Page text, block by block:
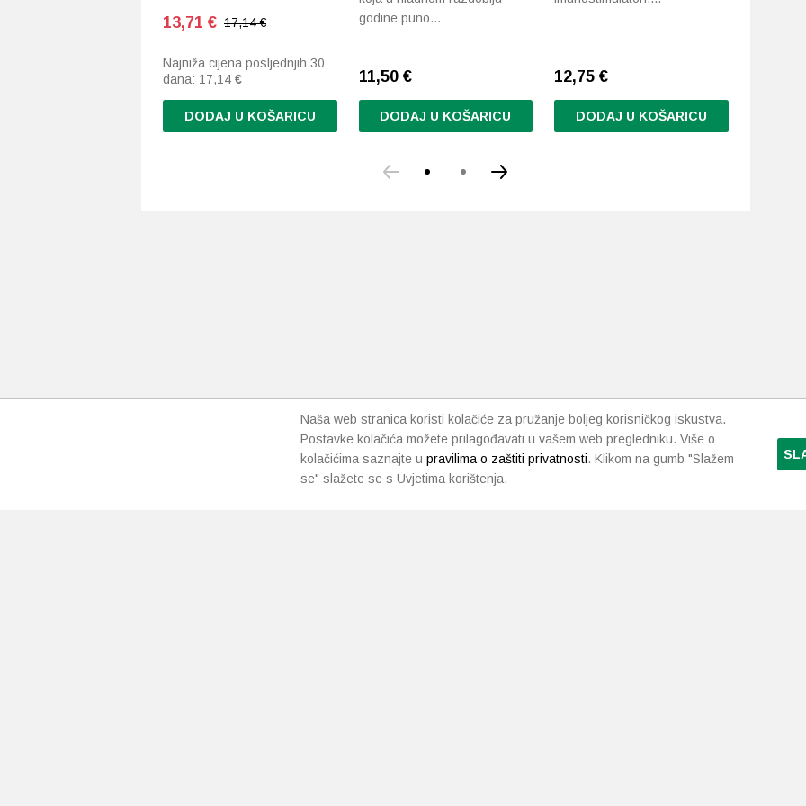
13,71 € 17,14 €
Najniža cijena posljednjih 30
dana: 17,14 €
DODAJ U KOŠARICU
godine puno…
11,50 €
DODAJ U KOŠARICU
12,75€
DODAJ U KOŠARICU
Naša web stranica koristi kolačiće za pružanje boljeg korisničkog iskustva.
Postavke kolačića možete prilagođavati u vašem web pregledniku. Više o
kolačićima saznajte u pravilima o zaštiti privatnosti. Klikom na gumb "Slažem
se" slažete se s Uvjetima korištenja.